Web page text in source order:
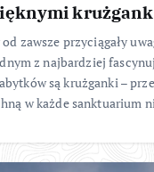
zawsze przyciągały
z najbardziej
są krużganki –
w każde sanktuarium